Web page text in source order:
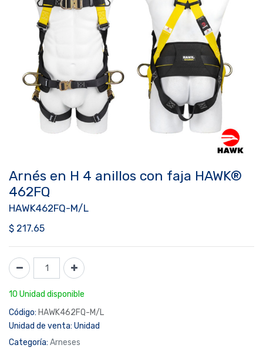
Arnés en H 4 anillos con faja HAWK®
462FQ
HAWK462FQ-M/L
$ 217.65
10 Unidad disponible
Código: HAWK462FQ-M/L
Unidad de venta: Unidad
Categoría: Arneses